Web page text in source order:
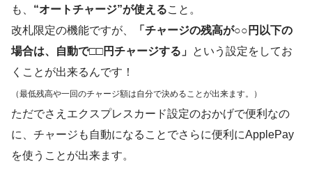
も、 “オートチャージ”が使えること。
改札限定の機能ですが、
「チャージの残高が○○円以下の
場合は、自動で□□円チャージする」 という設定をしてお
くことが出来るんです！
（最低残高や一回のチャージ額は自分で決めることが出来ます。）
ただでさえエクスプレスカード設定のおかげで便利なの
に、チャージも自動になることでさらに便利にApplePay
を使うことが出来ます。